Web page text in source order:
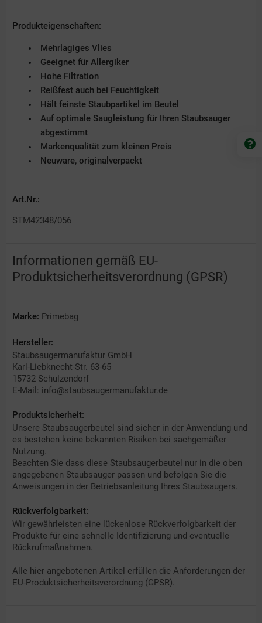
Produkteigenschaften:
Mehrlagiges Vlies
Geeignet für Allergiker
Hohe Filtration
Reißfest auch bei Feuchtigkeit
Hält feinste Staubpartikel im Beutel
Auf optimale Saugleistung für Ihren Staubsauger
abgestimmt
Markenqualität zum kleinen Preis
Neuware, originalverpackt
Art.Nr.:
STM42348/056
Informationen gemäß EU-
Produktsicherheitsverordnung (GPSR)
Marke: Primebag
Hersteller:
Staubsaugermanufaktur GmbH
Karl-Liebknecht-Str. 63-65
15732 Schulzendorf
E-Mail: info@staubsaugermanufaktur.de
Produktsicherheit:
Unsere Staubsaugerbeutel sind sicher in der Anwendung und
es bestehen keine bekannten Risiken bei sachgemäßer
Nutzung.
Beachten Sie dass diese Staubsaugerbeutel nur in die oben
angegebenen Staubsauger passen und befolgen Sie die
Anweisungen in der Betriebsanleitung Ihres Staubsaugers.
Rückverfolgbarkeit:
Wir gewährleisten eine lückenlose Rückverfolgbarkeit der
Produkte für eine schnelle Identifizierung und eventuelle
Rückrufmaßnahmen.
Alle hier angebotenen Artikel erfüllen die Anforderungen der
EU-Produktsicherheitsverordnung (GPSR).